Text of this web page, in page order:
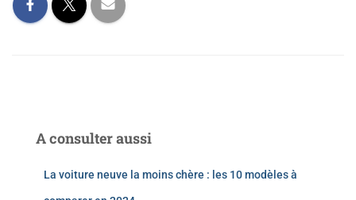
A consulter aussi
La voiture neuve la moins chère : les 10 modèles à